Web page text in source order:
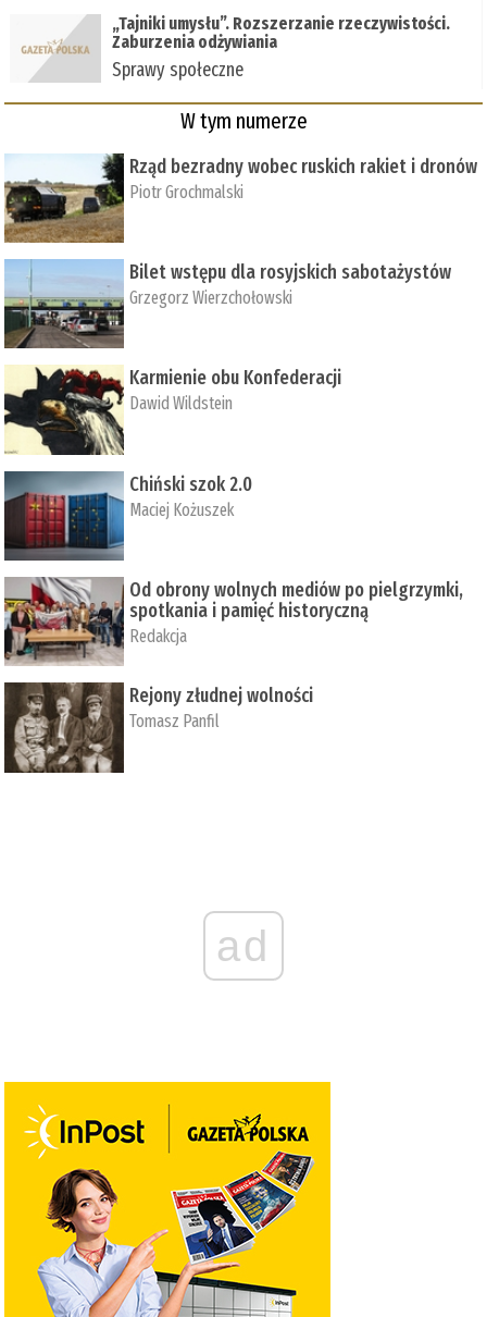
„Tajniki umysłu”. Rozszerzanie rzeczywistości.
Zaburzenia odżywiania
Sprawy społeczne
W tym numerze
Rząd bezradny wobec ruskich rakiet i dronów
Piotr Grochmalski
Bilet wstępu dla rosyjskich sabotażystów
Grzegorz Wierzchołowski
Karmienie obu Konfederacji
Dawid Wildstein
Chiński szok 2.0
Maciej Kożuszek
Od obrony wolnych mediów po pielgrzymki,
spotkania i pamięć historyczną
Redakcja
Rejony złudnej wolności
Tomasz Panfil
ad